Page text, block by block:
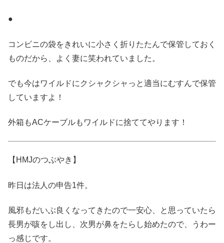
●
コンビニの袋をきれいに小さく折りたたんで保管しておく
ものだから、よく妻に笑われていました。
でも今はワイルドにクシャクシャっと適当にむすんで保管
していますよ！
外箱もACケーブルもワイルドに捨ててやります！
【HMJのつぶやき】
昨日は法人の申告1件。
風邪もだいぶ良くなってきたので一安心、と思っていたら
長男が咳をし出し、次男が鼻をたらし始めたので、うわー
っ感じです。